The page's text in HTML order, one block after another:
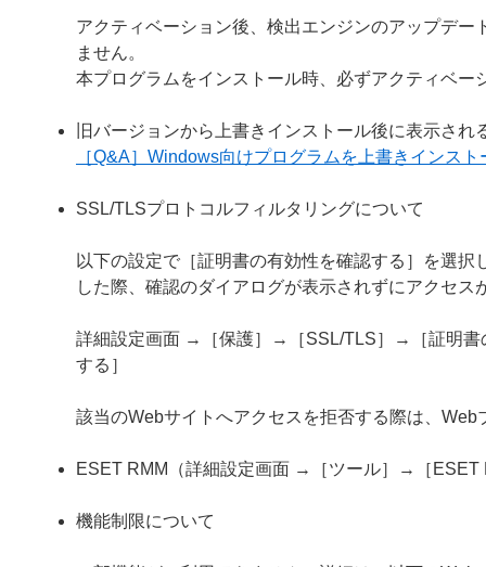
アクティベーション後、検出エンジンのアップデ
ません。
本プログラムをインストール時、必ずアクティベ
旧バージョンから上書きインストール後に表示され
［Q&A］Windows向けプログラムを上書きインス
SSL/TLSプロトコルフィルタリングについて
以下の設定で［証明書の有効性を確認する］を選
した際、確認のダイアログが表示されずにアクセス
詳細設定画面 →［保護］→［SSL/TLS］→［証明書
する］
該当のWebサイトへアクセスを拒否する際は、
ESET RMM（詳細設定画面 →［ツール］→［ESET
機能制限について